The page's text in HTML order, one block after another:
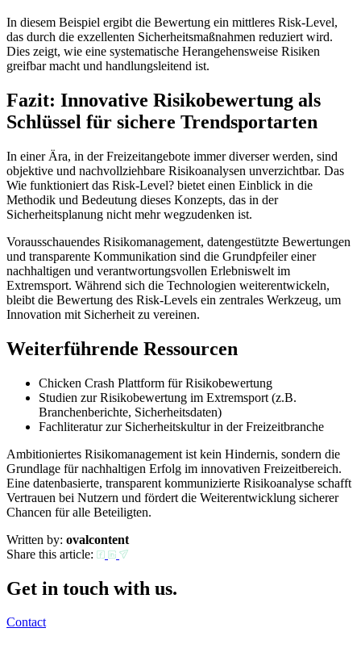
In diesem Beispiel ergibt die Bewertung ein mittleres Risk-Level,
das durch die exzellenten Sicherheitsmaßnahmen reduziert wird.
Dies zeigt, wie eine systematische Herangehensweise Risiken
greifbar macht und handlungsleitend ist.
Fazit: Innovative Risikobewertung als
Schlüssel für sichere Trendsportarten
In einer Ära, in der Freizeitangebote immer diverser werden, sind
objektive und nachvollziehbare Risikoanalysen unverzichtbar. Das
Wie funktioniert das Risk-Level? bietet einen Einblick in die
Methodik und Bedeutung dieses Konzepts, das in der
Sicherheitsplanung nicht mehr wegzudenken ist.
Vorausschauendes Risikomanagement, datengestützte Bewertungen
und transparente Kommunikation sind die Grundpfeiler einer
nachhaltigen und verantwortungsvollen Erlebniswelt im
Extremsport. Während sich die Technologien weiterentwickeln,
bleibt die Bewertung des Risk-Levels ein zentrales Werkzeug, um
Innovation mit Sicherheit zu vereinen.
Weiterführende Ressourcen
Chicken Crash Plattform für Risikobewertung
Studien zur Risikobewertung im Extremsport (z.B.
Branchenberichte, Sicherheitsdaten)
Fachliteratur zur Sicherheitskultur in der Freizeitbranche
Ambitioniertes Risikomanagement ist kein Hindernis, sondern die
Grundlage für nachhaltigen Erfolg im innovativen Freizeitbereich.
Eine datenbasierte, transparent kommunizierte Risikoanalyse schafft
Vertrauen bei Nutzern und fördert die Weiterentwicklung sicherer
Chancen für alle Beteiligten.
Written by: ovalcontent
Share this article:
Get in touch with us.
Contact